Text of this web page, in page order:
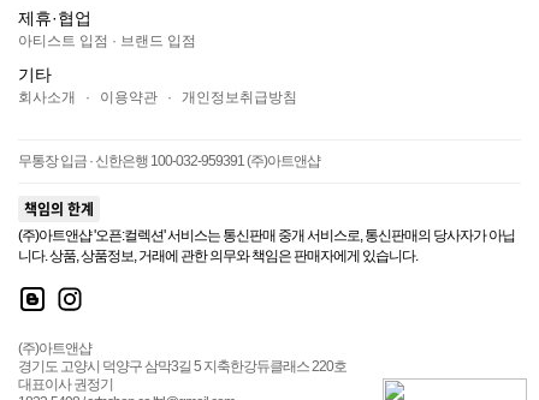
제휴·협업
아티스트 입점 · 브랜드 입점
기타
회사소개 · 이용약관 · 개인정보취급방침
무통장 입금 · 신한은행 100-032-959391 (주)아트앤샵
책임의 한계
(주)아트앤샵 '오픈:컬렉션' 서비스는 통신판매 중개 서비스로, 통신판매의 당사자가 아닙
니다. 상품, 상품정보, 거래에 관한 의무와 책임은 판매자에게 있습니다.
(주)아트앤샵
경기도 고양시 덕양구 삼막3길 5 지축한강듀클래스 220호
대표이사 권정기